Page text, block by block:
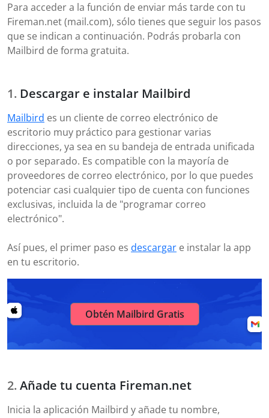
Para acceder a la función de enviar más tarde con tu
Fireman.net (mail.com), sólo tienes que seguir los pasos
que se indican a continuación. Podrás probarla con
Mailbird de forma gratuita.
Descargar e instalar Mailbird
Mailbird es un cliente de correo electrónico de
escritorio muy práctico para gestionar varias
direcciones, ya sea en su bandeja de entrada unificada
o por separado. Es compatible con la mayoría de
proveedores de correo electrónico, por lo que puedes
potenciar casi cualquier tipo de cuenta con funciones
exclusivas, incluida la de "programar correo
electrónico".
Así pues, el primer paso es descargar e instalar la app
en tu escritorio.
Obtén Mailbird Gratis
Añade tu cuenta Fireman.net
Inicia la aplicación Mailbird y añade tu nombre,